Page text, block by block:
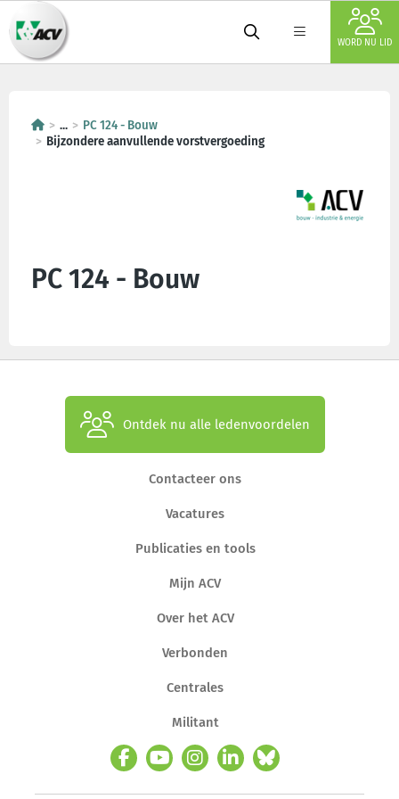
WORD NU LID
...
PC 124 - Bouw
Bijzondere aanvullende vorstvergoeding
PC 124 - Bouw
Ontdek nu alle ledenvoordelen
Contacteer ons
Vacatures
Publicaties en tools
Mijn ACV
Over het ACV
Verbonden
Centrales
Militant